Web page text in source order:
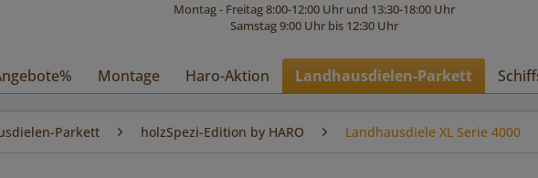
Montag - Freitag 8:00-12:00 Uhr und 13:30-18:00 Uhr
Samstag 9:00 Uhr bis 12:30 Uhr
Montage Haro-Aktion Landhausdielen-Parkett
Parkett holzSpezi-Edition by HARO Landhausdiele XL Serie 4000